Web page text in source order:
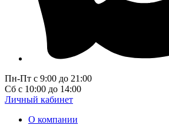
Пн-Пт с 9:00 до 21:00
Сб с 10:00 до 14:00
Личный кабинет
О компании